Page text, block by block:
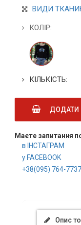
ВИДИ
КОЛІР:
КІЛЬКІСТЬ:
ДОДАТИ
Маєте запитання
в ІНСТАГРАМ
у FACEBOOK
+38(095) 764-7737
Опис